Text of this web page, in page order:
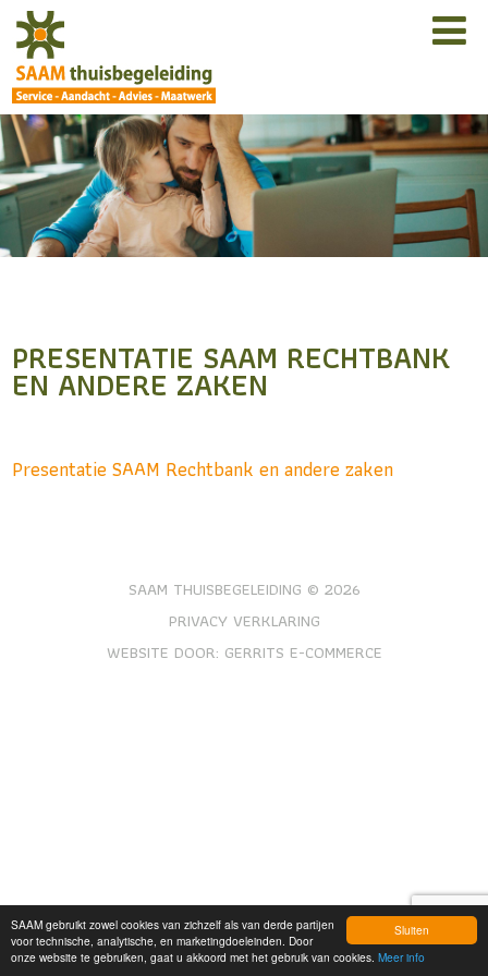
Sluiten
SAAM gebruikt zowel cookies van zichzelf als van derde partijen
voor technische, analytische, en marketingdoeleinden. Door
onze website te gebruiken, gaat u akkoord met het gebruik van cookies. Meer info
PRESENTATIE SAAM RECHTBANK
EN ANDERE ZAKEN
Presentatie SAAM Rechtbank en andere zaken
SAAM THUISBEGELEIDING © 2026
PRIVACY VERKLARING
WEBSITE DOOR: GERRITS E-COMMERCE